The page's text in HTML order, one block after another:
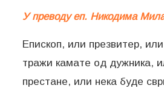
У преводу еп. Никодима
Епископ, или презвитер, или
тражи камате од дужника,
престане, или нека буде